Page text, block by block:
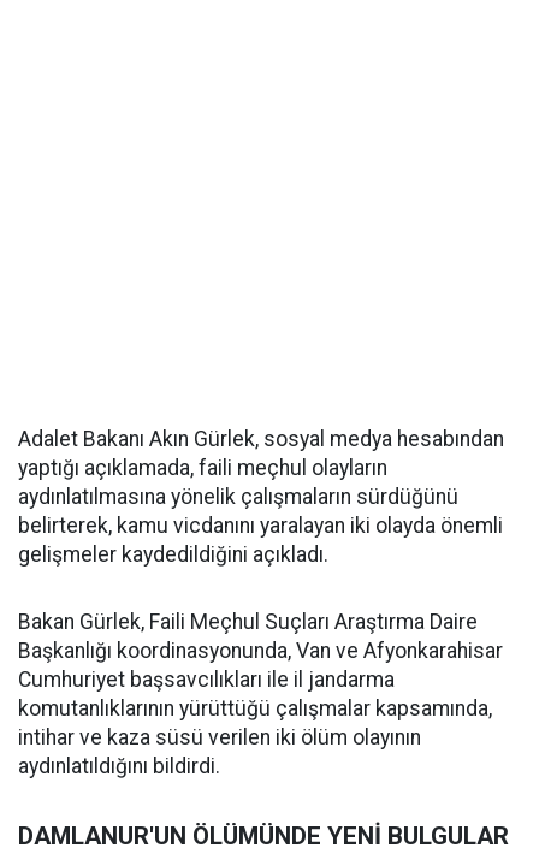
Adalet Bakanı Akın Gürlek, sosyal medya hesabından
yaptığı açıklamada, faili meçhul olayların
aydınlatılmasına yönelik çalışmaların sürdüğünü
belirterek, kamu vicdanını yaralayan iki olayda önemli
gelişmeler kaydedildiğini açıkladı.
Bakan Gürlek, Faili Meçhul Suçları Araştırma Daire
Başkanlığı koordinasyonunda, Van ve Afyonkarahisar
Cumhuriyet başsavcılıkları ile il jandarma
komutanlıklarının yürüttüğü çalışmalar kapsamında,
intihar ve kaza süsü verilen iki ölüm olayının
aydınlatıldığını bildirdi.
DAMLANUR'UN ÖLÜMÜNDE YENİ BULGULAR